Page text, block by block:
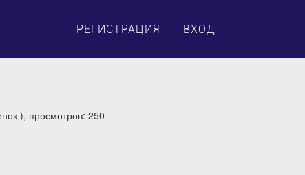
РЕГИСТРАЦИЯ ВХОД
), просмотров: 250